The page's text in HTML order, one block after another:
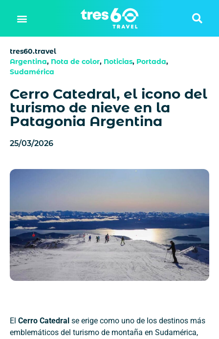
tres60.travel
Argentina, Nota de color, Noticias, Portada,
Sudamérica
Cerro Catedral, el icono del
turismo de nieve en la
Patagonia Argentina
25/03/2026
El Cerro Catedral se erige como uno de los destinos más
emblemáticos del turismo de montaña en Sudamérica,